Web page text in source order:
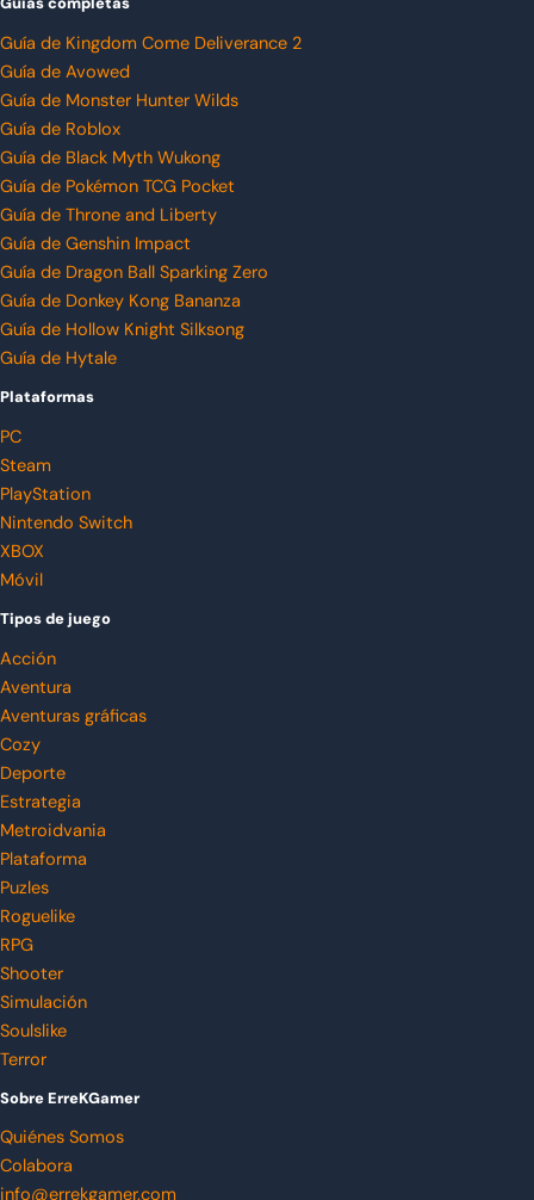
Guía de Kingdom Come Deliverance 2
Guía de Avowed
Guía de Monster Hunter Wilds
Guía de Roblox
Guía de Black Myth Wukong
Guía de Pokémon TCG Pocket
Guía de Throne and Liberty
Guía de Genshin Impact
Guía de Dragon Ball Sparking Zero
Guía de Donkey Kong Bananza
Guía de Hollow Knight Silksong
Guía de Hytale
Plataformas
PC
Steam
PlayStation
Nintendo Switch
XBOX
Móvil
Tipos de juego
Acción
Aventura
Aventuras gráficas
Cozy
Deporte
Estrategia
Metroidvania
Plataforma
Puzles
Roguelike
RPG
Shooter
Simulación
Soulslike
Terror
Sobre ErreKGamer
Quiénes Somos
Colabora
info@errekgamer.com